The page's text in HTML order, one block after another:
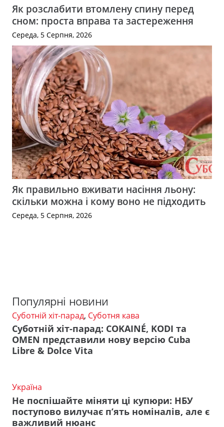
Як розслабити втомлену спину перед
сном: проста вправа та застереження
Середа, 5 Серпня, 2026
Як правильно вживати насіння льону:
скільки можна і кому воно не підходить
Середа, 5 Серпня, 2026
Популярні новини
Суботній хіт-парад, Суботня кава
Суботній хіт-парад: COKAINÉ, KODI та
OMEN представили нову версію Cuba
Libre & Dolce Vita
Україна
Не поспішайте міняти ці купюри: НБУ
поступово вилучає п’ять номіналів, але є
важливий нюанс